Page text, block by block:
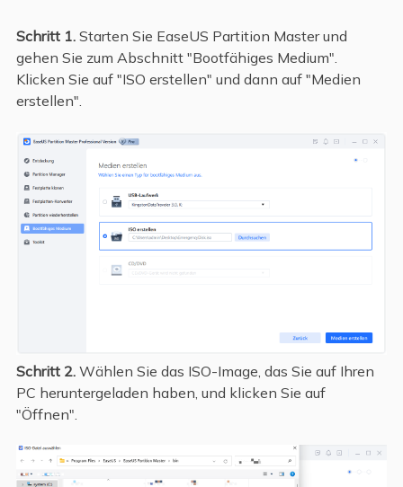
Schritt 1.Starten Sie EaseUS Partition Master und
gehen Sie zum Abschnitt "Bootfähiges Medium".
Klicken Sie auf "ISO erstellen" und dann auf "Medien
erstellen".
Schritt 2.Wählen Sie das ISO-Image, das Sie auf Ihren
PC heruntergeladen haben, und klicken Sie auf
"Öffnen".